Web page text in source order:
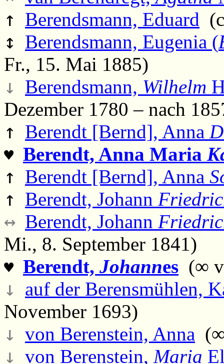
↑ Berendsmann, Eduard
↕ Berendsmann, Eugenia (
Fr., 15. Mai 1885)
↓ Berendsmann, Wilhelm
Dezember 1780 – nach
↑ Berendt [Bernd], Anna
♥ Berendt, Anna Maria
↑ Berendt [Bernd], Anna
↑ Berendt, Johann
↔ Berendt, Johann
Mi., 8. September 1841)
♥ Berendt, Johannes (∞
↓ auf der Berensmühlen,
November 1693)
↓ von Berenstein, Anna
↓ von Berenstein, Maria